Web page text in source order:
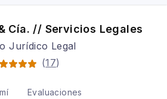
Cía. // Servicios Legales
Jurídico Legal
(17)
Evaluaciones